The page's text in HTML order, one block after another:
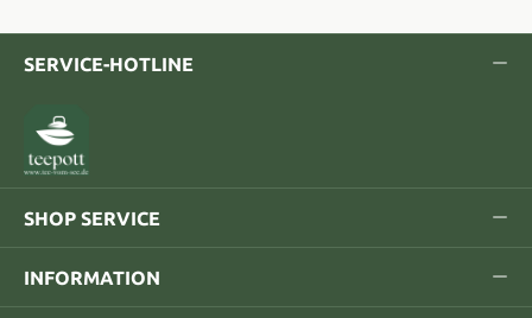
SERVICE-HOTLINE
SHOP SERVICE
INFORMATION